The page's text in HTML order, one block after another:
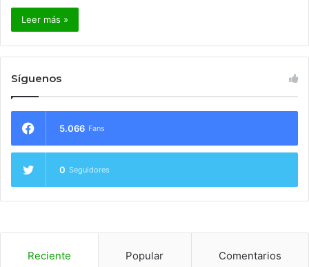
Leer más »
Síguenos
5.066 Fans
0 Seguidores
Reciente Popular Comentarios